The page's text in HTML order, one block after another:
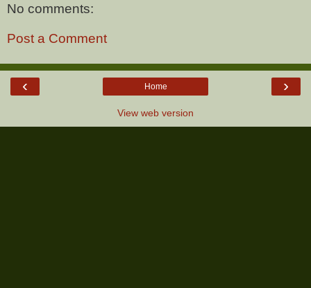
No comments:
Post a Comment
‹ ›
Home
View web version